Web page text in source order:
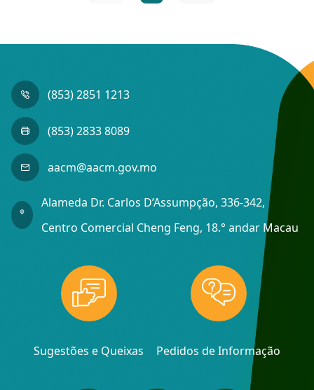
(853) 2851 1213
(853) 2833 8089
aacm@aacm.gov.mo
Alameda Dr. Carlos D’Assumpção, 336-342,
Centro Comercial Cheng Feng, 18.° andar Macau
Sugestões e Queixas Pedidos de Informação